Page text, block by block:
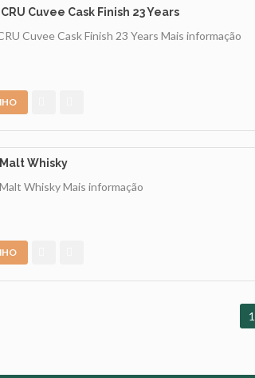
CRU Cuvee Cask Finish 23 Years
Cuvee Cask Finish 23 Years Mais informação
Malt Whisky
WhiskyMais informação
1